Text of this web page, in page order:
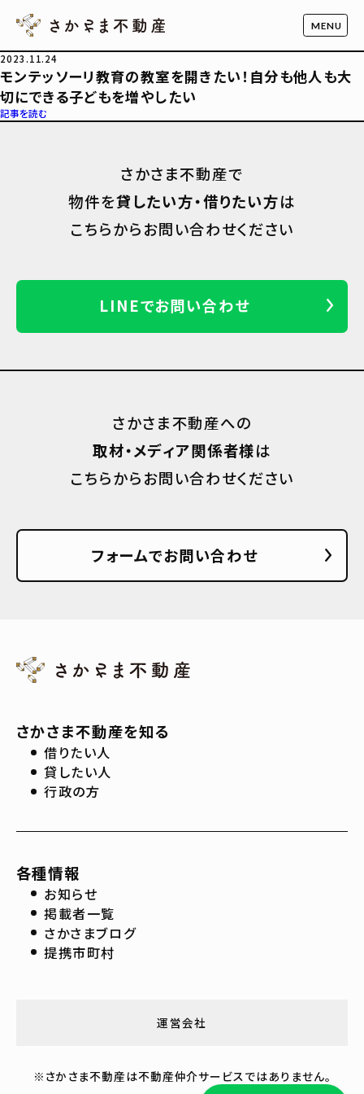
2023.11.24
モンテッソーリ教育の教室を開きたい！自分も他人も大
切にできる子どもを増やしたい
記事を読む
さかさま不動産で
物件を貸したい方・借りたい方は
こちらからお問い合わせください
LINEでお問い合わせ
さかさま不動産への
取材・メディア関係者様は
こちらからお問い合わせください
フォームでお問い合わせ
さかさま不動産を知る
借りたい人
貸したい人
行政の方
各種情報
お知らせ
掲載者一覧
さかさまブログ
提携市町村
運営会社
※さかさま不動産は不動産仲介サービスではありません。